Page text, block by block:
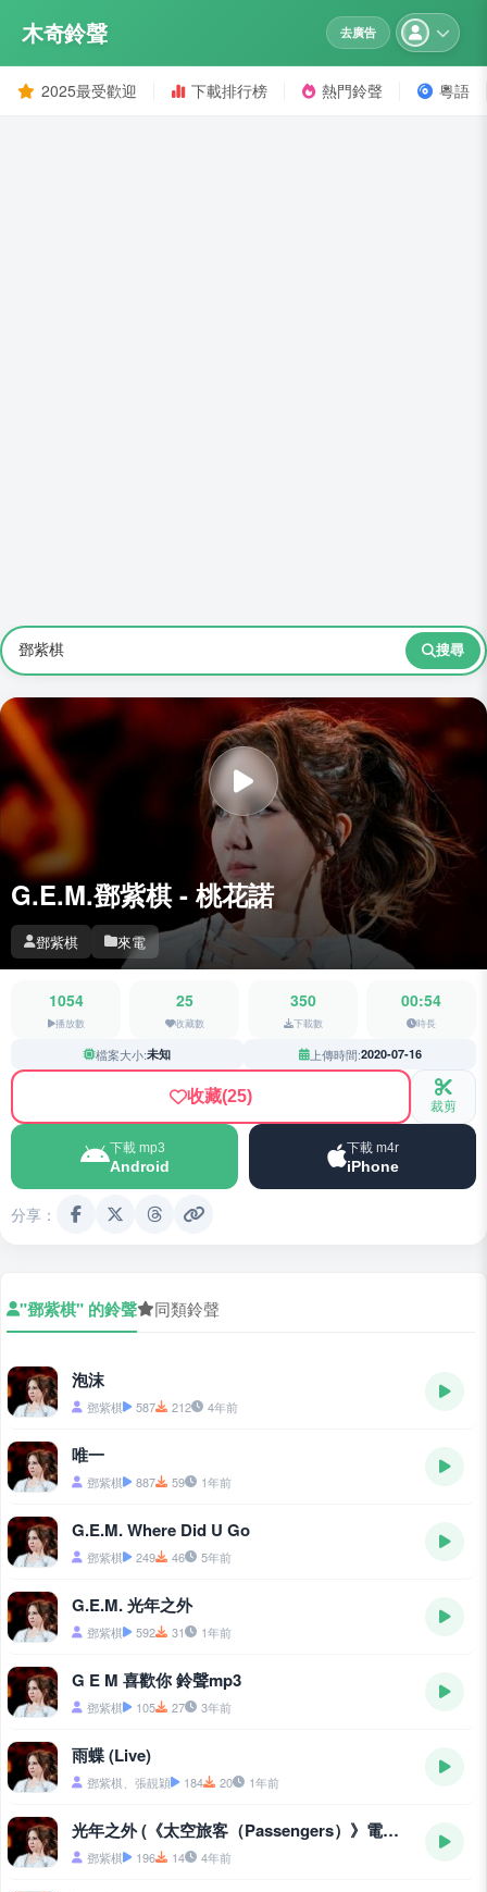
木奇鈴聲 去廣告
2025最受歡迎 下載排行榜 熱門鈴聲 粵語
搜尋
G.E.M.鄧紫棋 - 桃花諾
鄧紫棋 來電
1054
播放數
25
收藏數
350
下載數
00:54
時長
檔案大小:未知 上傳時間:2020-07-16
收藏(25) 裁剪
下載 mp3
Android
下載 m4r
iPhone
分享：
"鄧紫棋" 的鈴聲 同類鈴聲
泡沫
鄧紫棋 587 212 4年前
唯一
鄧紫棋 887 59 1年前
G.E.M. Where Did U Go
鄧紫棋 249 46 5年前
G.E.M. 光年之外
鄧紫棋 592 31 1年前
G E M 喜歡你 鈴聲mp3
鄧紫棋 105 27 3年前
雨蝶 (Live)
鄧紫棋、張靚穎 184 20 1年前
光年之外 (《太空旅客（Passengers）》電影中國區主題曲)
鄧紫棋 196 14 4年前